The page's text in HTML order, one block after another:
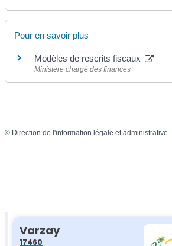
Pour en savoir plus
Modèles de rescrits fiscaux
Ministère chargé des finances
© Direction de l'information légale et administrative